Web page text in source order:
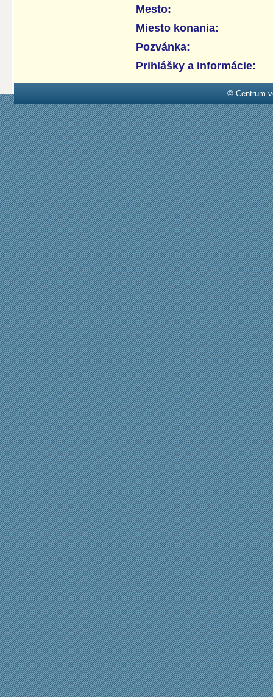
Mesto:
Miesto konania:
Pozvánka:
Prihlášky a informácie:
© Centrum